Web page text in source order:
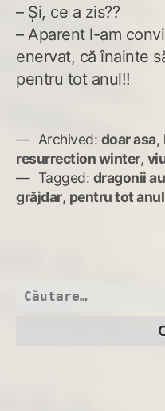
– Și, ce a zis??
– Aparent l-am
enervat, că înainte
pentru tot anul!!
Archived: doar asa,
resurrection winter,
Tagged: dragonii
grăjdar, pentru tot anul
Caută